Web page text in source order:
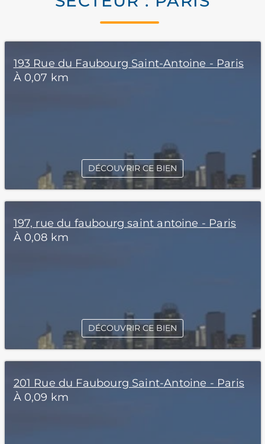
193 Rue du Faubourg Saint-Antoine - Paris
À 0,07 km
DÉCOUVRIR CE BIEN
197, rue du faubourg saint antoine - Paris
À 0,08 km
DÉCOUVRIR CE BIEN
201 Rue du Faubourg Saint-Antoine - Paris
À 0,09 km